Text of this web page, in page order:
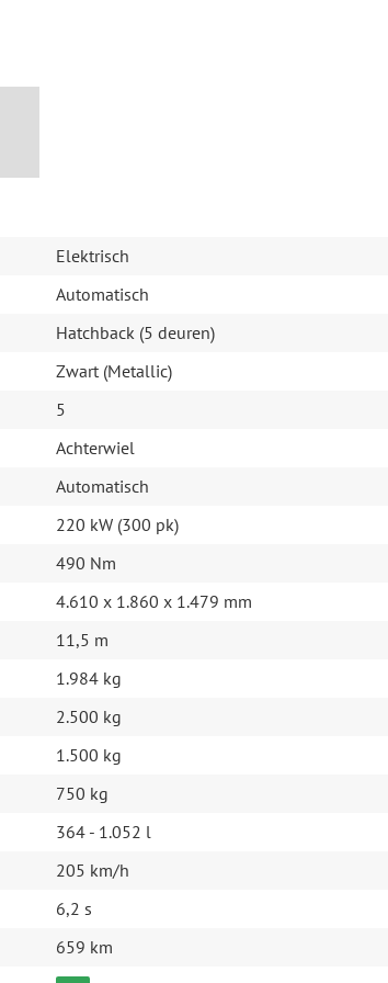
een elektrische proefrit! Neem contact op en maak
Elektrisch
Automatisch
Hatchback (5 deuren)
Zwart (Metallic)
5
Achterwiel
Automatisch
220 kW (300 pk)
490 Nm
4.610 x 1.860 x 1.479 mm
11,5 m
1.984 kg
2.500 kg
1.500 kg
750 kg
364 - 1.052 l
205 km/h
6,2 s
659 km